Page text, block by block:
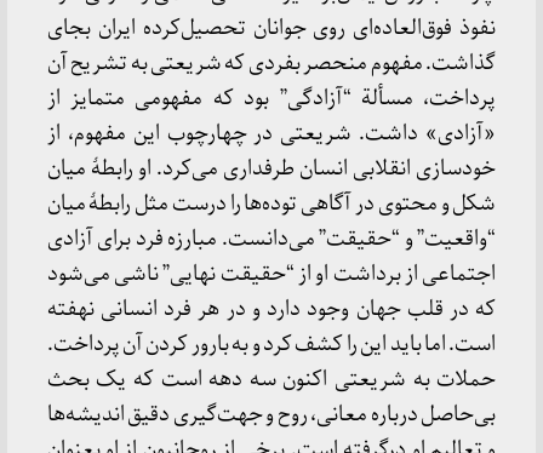
نفوذ فوق‌العاده‌ای روی جوانان تحصیل‌کرده ایران بجای
گذاشت. مفهوم منحصر بفردی که شریعتی به تشریح آن
پرداخت، مسألة “آزادگی” بود که مفهومی متمایز از
«آزادی» داشت. شریعتی در چهارچوب این مفهوم، از
خودسازی انقلابی انسان طرفداری می‌کرد. او رابطۀ میان
شکل و محتوی در آگاهی توده‌ها را درست مثل رابطۀ میان
“واقعیت” و “حقیقت” می‌دانست. مبارزه فرد برای آزادی
اجتماعی از برداشت او از “حقیقت نهایی” ناشی می‌شود
که در قلب جهان وجود دارد و در هر فرد انسانی نهفته
است. اما باید این را کشف کرد و به بارور کردن آن پرداخت.
حملات به شریعتی اکنون سه دهه است که یک بحث
بی‌حاصل درباره معانی، روح و جهت‌گیری دقیق اندیشه‌ها